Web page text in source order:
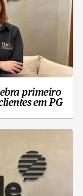
primeiro
em PG